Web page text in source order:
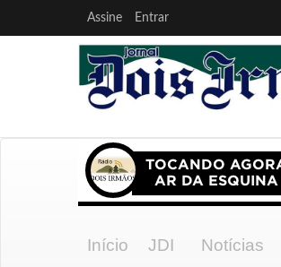
Assine Entrar
Início JDI Notícias